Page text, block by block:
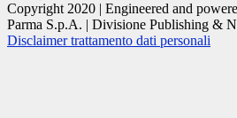
Copyright 2020 | Engineered and
Parma S.p.A. | Divisione Publishing &
Disclaimer trattamento dati personali